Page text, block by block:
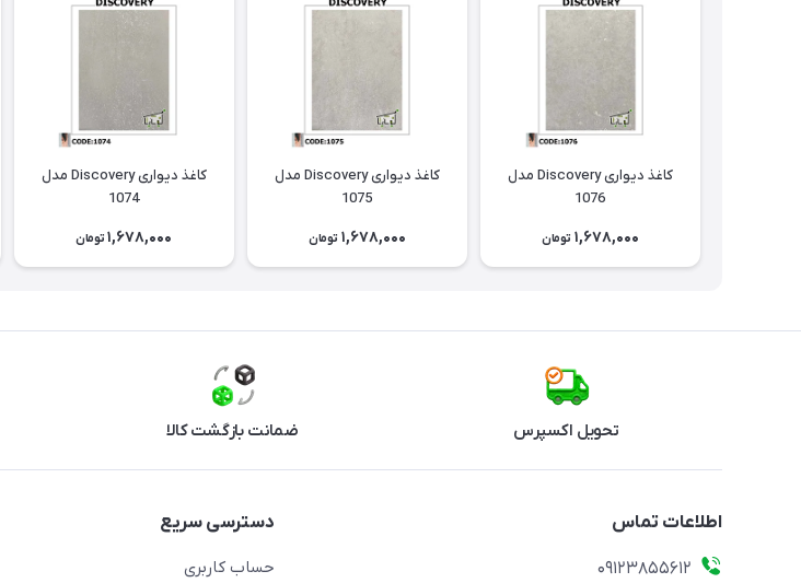
کاغذ دیواری Discovery مدل
1076
1,678,000 تومان
کاغذ دیواری Discovery مدل
1075
1,678,000 تومان
کاغذ دیواری Discovery مدل
1074
1,678,000 تومان
تحویل اکسپرس ضمانت بازگشت کالا
اطلاعات تماس
09123855612
دسترسی سریع
حساب کاربری